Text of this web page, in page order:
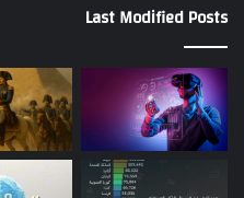
Last Modified Posts